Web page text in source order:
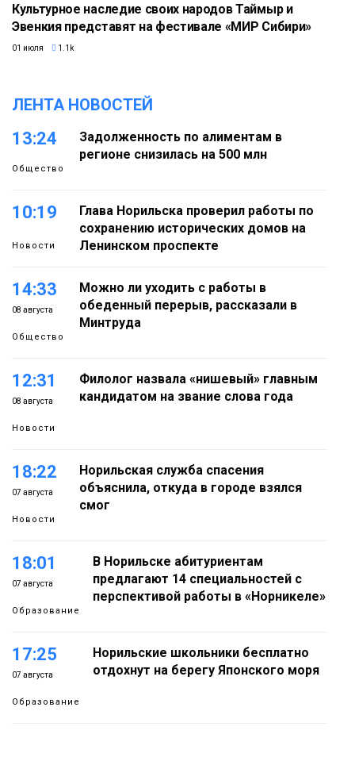
Культурное наследие своих народов Таймыр и
Эвенкия представят на фестивале «МИР Сибири»
01 июля 1.1k
ЛЕНТА НОВОСТЕЙ
13:24
Общество
Задолженность по алиментам в
регионе снизилась на 500 млн
10:19
Новости
Глава Норильска проверил работы по
сохранению исторических домов на
Ленинском проспекте
14:33
08 августа
Общество
Можно ли уходить с работы в
обеденный перерыв, рассказали в
Минтруда
12:31
08 августа
Новости
Филолог назвала «нишевый» главным
кандидатом на звание слова года
18:22
07 августа
Новости
Норильская служба спасения
объяснила, откуда в городе взялся
смог
18:01
07 августа
Образование
В Норильске абитуриентам
предлагают 14 специальностей с
перспективой работы в «Норникеле»
17:25
07 августа
Образование
Норильские школьники бесплатно
отдохнут на берегу Японского моря